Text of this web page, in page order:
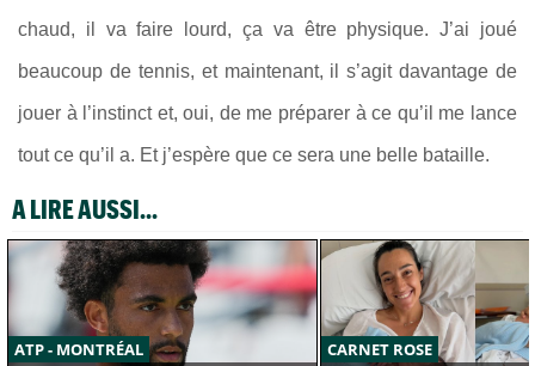
chaud, il va faire lourd, ça va être physique. J’ai joué
beaucoup de tennis, et maintenant, il s’agit davantage de
jouer à l’instinct et, oui, de me préparer à ce qu’il me lance
tout ce qu’il a. Et j’espère que ce sera une belle bataille.
A LIRE AUSSI...
ATP - MONTRÉAL CARNET ROSE